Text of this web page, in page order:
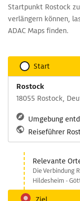
Startpunkt Rostock
verlängern können,
ADAC Maps finden.
Start
Rostock
18055 Rostock,
Umgebung
Reiseführer
Relevante
Die Verbindung
Hildesheim -